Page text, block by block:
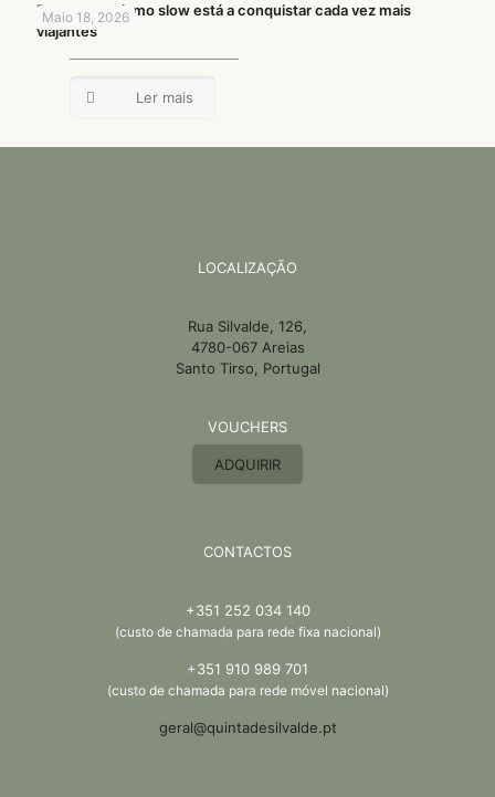
Maio 18, 2026
Porque o turismo slow está a conquistar cada vez mais
viajantes
Ler mais
LOCALIZAÇÃO
Rua Silvalde, 126,
4780-067 Areias
Santo Tirso, Portugal
VOUCHERS
ADQUIRIR
CONTACTOS
+351 252 034 140
(custo de chamada para rede fixa nacional)
+351 910 989 701
(custo de chamada para rede móvel nacional)
geral@quintadesilvalde.pt